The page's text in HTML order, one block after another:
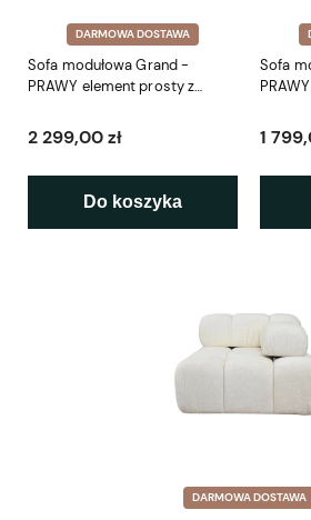
DARMOWA DOSTAWA
Sofa modułowa Grand -
PRAWY element prosty z
2 299,00 zł
Do koszyka
Sofa
1
DARMOWA DOSTAWA